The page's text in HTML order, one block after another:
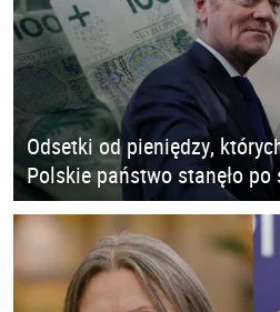
Odsetki od pieniędzy,
Polskie państwo stanęło